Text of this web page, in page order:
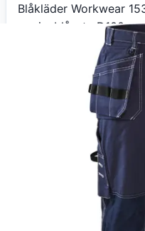
Blåkläder Workwear
marineblå, str. D100
kr
Leveringstid: